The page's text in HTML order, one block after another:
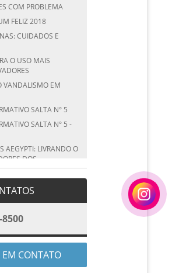
COM PROBLEMA
FELIZ 2018
CUIDADOS E
O USO MAIS
VANDALISMO EM
SALTA N° 5
SALTA N° 5 -
AEGYPTI: LIVRANDO O
DOS
FÉRIAS
CRIANÇAS EM
FÉRIAS – PARTE I
EM ÉPOCA
CONTATO